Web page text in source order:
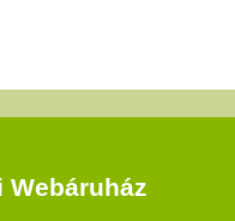
Webáruház